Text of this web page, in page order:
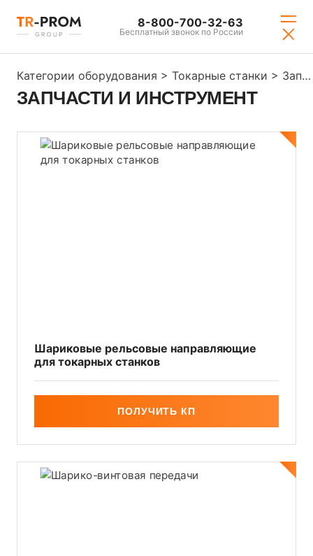
8-800-700-32-63
Бесплатный звонок по России
Категории оборудования > Токарные станки > Запчасти и инструмент
ЗАПЧАСТИ И ИНСТРУМЕНТ
Шариковые рельсовые направляющие
для токарных станков
ПОЛУЧИТЬ КП